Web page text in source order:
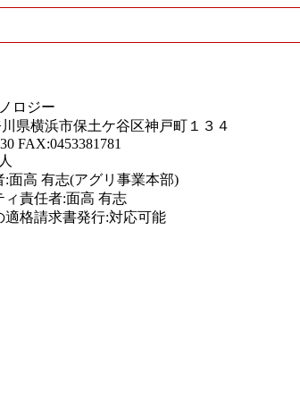
ロジー
川県横浜市保土ケ谷区神戸町１３４
FAX:0453381781
:面高 有志(アグリ事業本部)
ィ責任者:面高 有志
適格請求書発行:対応可能